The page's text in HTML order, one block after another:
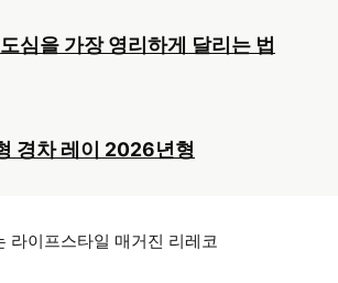
심을 가장 영리하게 달리는 법
경차 레이 2026년형
라이프스타일 매거진 리레코